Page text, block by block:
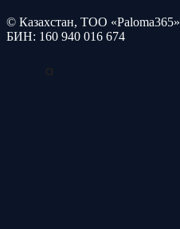
© Казахстан, ТОО «Paloma365»
БИН: 160 940 016 674